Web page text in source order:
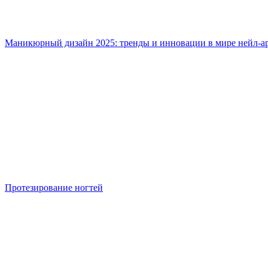
Маникюрный дизайн 2025: тренды и инновации в мире нейл-
Протезирование ногтей